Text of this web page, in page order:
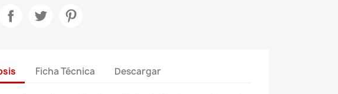
Ficha Técnica Descargar